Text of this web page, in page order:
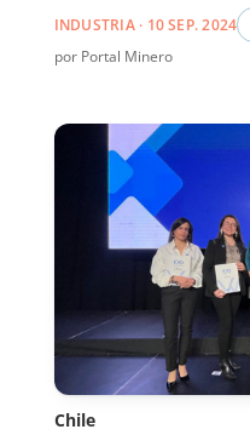
INDUSTRIA · 10 SEP. 2024
por Portal Minero
Chile